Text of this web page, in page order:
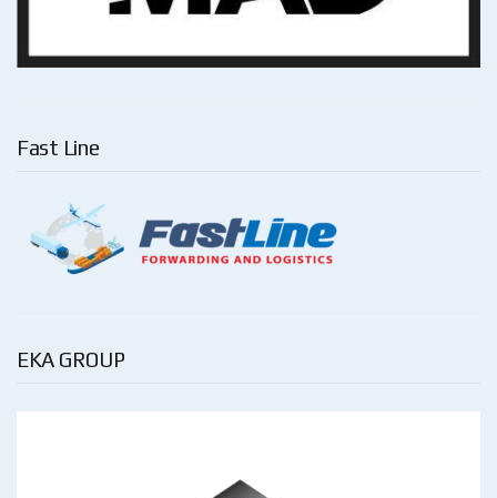
Fast Line
EKA GROUP